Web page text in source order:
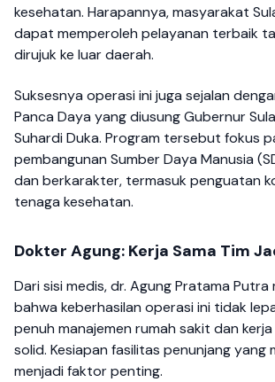
kesehatan. Harapannya, masyarakat
dapat memperoleh pelayanan terbaik
dirujuk ke luar daerah.
Suksesnya operasi ini juga sejalan
Panca Daya yang diusung Gubernur
Suhardi Duka. Program tersebut fokus
pembangunan Sumber Daya Manusia
dan berkarakter, termasuk penguatan
tenaga kesehatan.
Dokter Agung: Kerja Sama Tim
Dari sisi medis, dr. Agung Pratama Putra
bahwa keberhasilan operasi ini tidak
penuh manajemen rumah sakit dan
solid. Kesiapan fasilitas penunjang yang
menjadi faktor penting.